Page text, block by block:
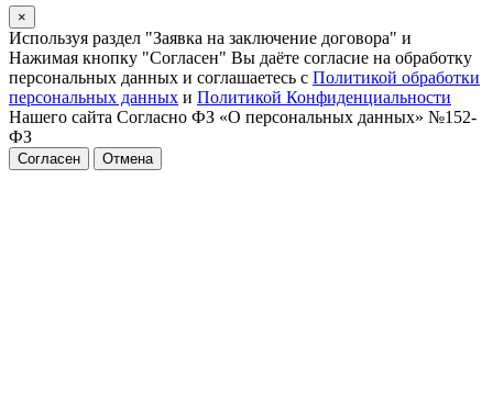
×
Используя раздел "Заявка на заключение договора" и
Нажимая кнопку "Согласен" Вы даёте согласие на обработку
персональных данных и соглашаетесь с Политикой обработки
персональных данных и Политикой Конфиденциальности
Нашего сайта Согласно ФЗ «О персональных данных» №152-
ФЗ
Согласен Отмена